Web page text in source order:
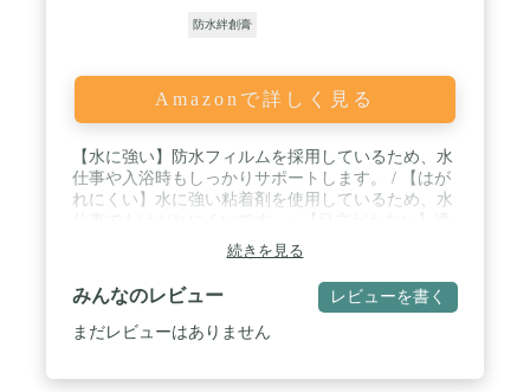
防水絆創膏
Amazonで詳しく見る
【水に強い】防水フィルムを採用しているため、水
仕事や入浴時もしっかりサポートします。 / 【はが
れにくい】水に強い粘着剤を使用しているため、水
明なので、目立たず、外出時も気になりません。 /
【しっかり保護】指にぐるっと巻ける大きめサイズ
で、指をしっかり保護します。 / 【低刺激】肌にや
さしい粘着剤を使用しています。
続きを見る
みんなのレビュー レビューを書く
まだレビューはありません